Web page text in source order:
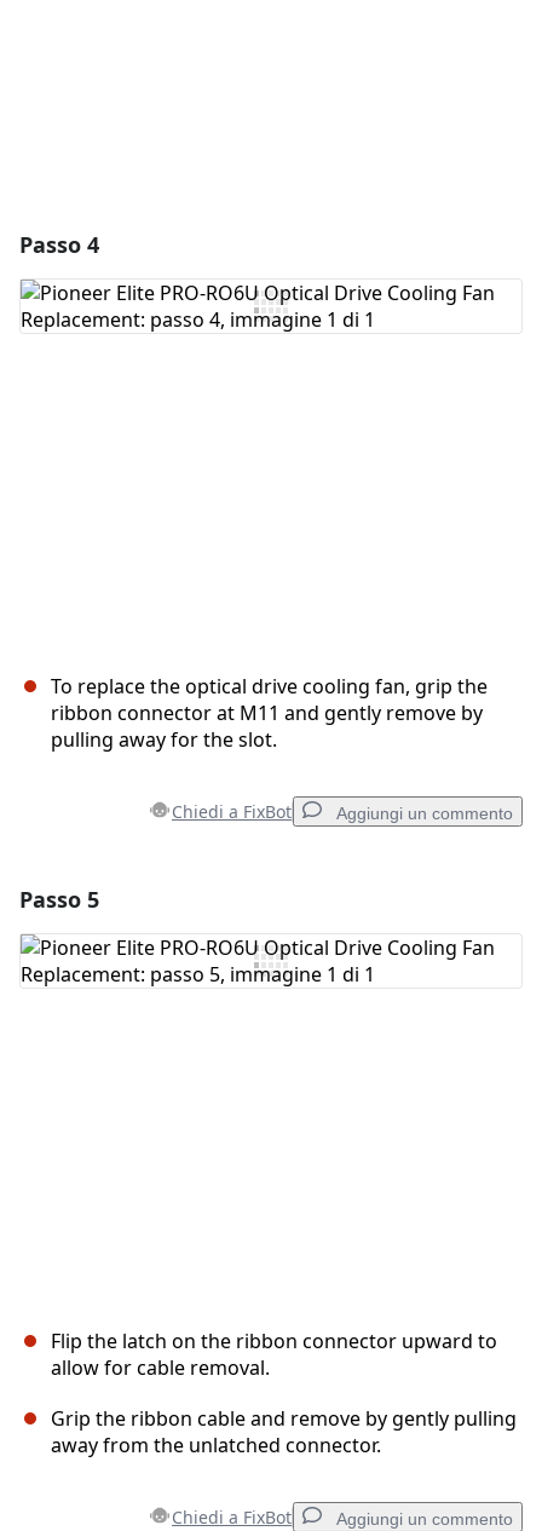
Passo 4
To replace the optical drive cooling fan, grip the
ribbon connector at M11 and gently remove by
pulling away for the slot.
Chiedi a FixBot Aggiungi un commento
Aggiungi Commento
Passo 5
Flip the latch on the ribbon connector upward to
allow for cable removal.
Grip the ribbon cable and remove by gently pulling
away from the unlatched connector.
Chiedi a FixBot Aggiungi un commento